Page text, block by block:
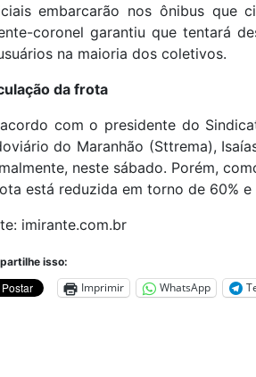
embarcarão nos ônibus que
coronel garantiu que tentará
na maioria dos coletivos.
da frota
com o presidente do
do Maranhão (Sttrema),
neste sábado. Porém,
está reduzida em torno de 60% e
imirante.com.br
isso:
Imprimir WhatsApp